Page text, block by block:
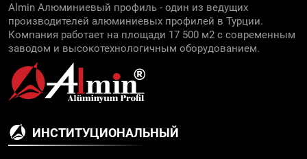
Almin Алюминиевый профиль - один из ведущих
производителей алюминиевых профилей в Турции.
Компания работает на площади 17 500 м2 с современным
заводом и высокотехнологичным оборудованием.
ИНСТИТУЦИОНАЛЬНЫЙ